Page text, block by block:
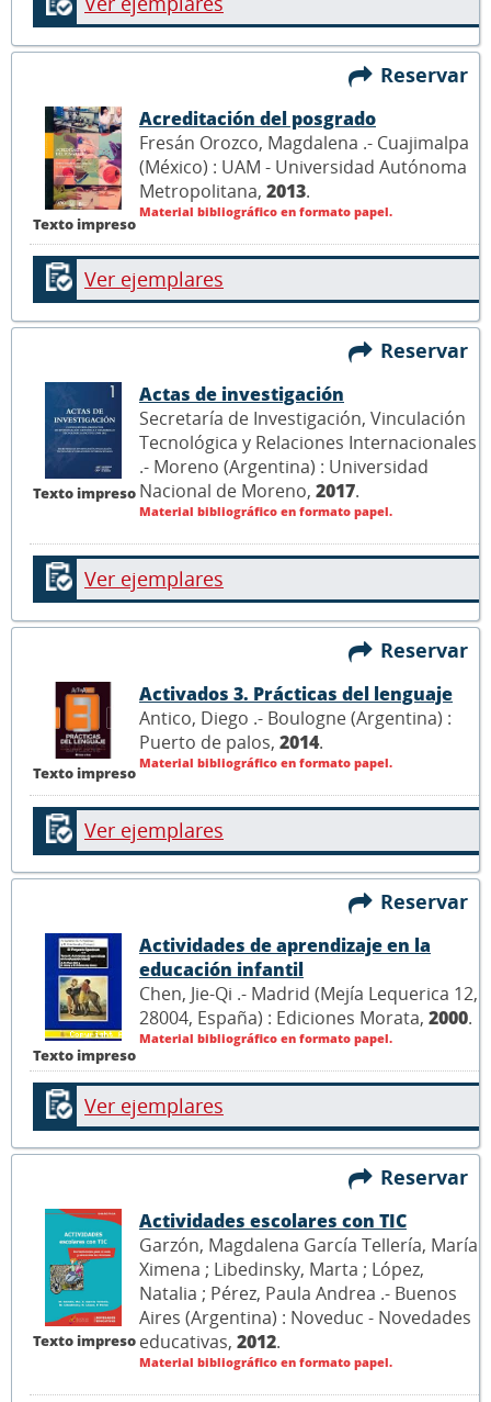
Reservar
Texto impreso
Acreditación del posgrado
Fresán Orozco, Magdalena .- Cuajimalpa
(México) : UAM - Universidad Autónoma
Metropolitana, 2013.
Material bibliográfico en formato papel.
Ver ejemplares
Reservar
Texto impreso
Actas de investigación
Secretaría de Investigación, Vinculación
Tecnológica y Relaciones Internacionales
.- Moreno (Argentina) : Universidad
Nacional de Moreno, 2017.
Material bibliográfico en formato papel.
Ver ejemplares
Reservar
Texto impreso
Activados 3. Prácticas del lenguaje
Antico, Diego .- Boulogne (Argentina) :
Puerto de palos, 2014.
Material bibliográfico en formato papel.
Ver ejemplares
Reservar
Texto impreso
Actividades de aprendizaje en la
educación infantil
Chen, Jie-Qi .- Madrid (Mejía Lequerica 12,
28004, España) : Ediciones Morata, 2000.
Material bibliográfico en formato papel.
Ver ejemplares
Reservar
Texto impreso
Actividades escolares con TIC
Garzón, Magdalena García Tellería, María
Ximena ; Libedinsky, Marta ; López,
Natalia ; Pérez, Paula Andrea .- Buenos
Aires (Argentina) : Noveduc - Novedades
educativas, 2012.
Material bibliográfico en formato papel.